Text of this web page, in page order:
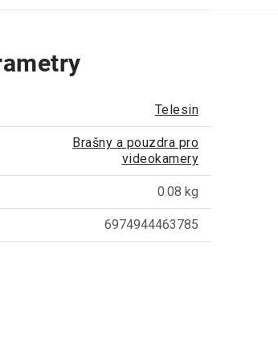
Telesin
Brašny a pouzdra pro
videokamery
0.08 kg
6974944463785